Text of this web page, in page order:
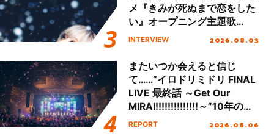
メ『きみが死ぬまで恋をした
い』オープニング主題歌
「Amore」インタビュー
INTERVIEW 2026.08.03
またいつか会えると信じ
て……“イロドリミドリ FINAL
LIVE 最終話 ～Get Our
MIRAI!!!!!!!!!!!!!!～”10年の活
動を経てファイナルを迎える
REPORT 2026.08.06